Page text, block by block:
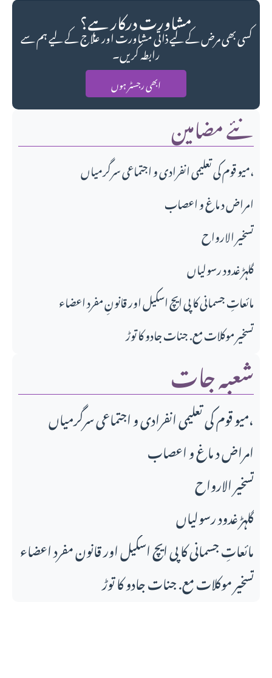
مشاورت درکار ہے؟
کسی بھی مرض کے لیے ذاتی مشاورت اور علاج کے لیے ہم سے
رابطہ کریں۔
ابھی رجسٹر ہوں
نئے مضامین
میو قوم کی تعلیمی انفرادی و اجتماعی سرگرمیاں،
امراض د ماغ و اعصاب
تسخير الارواح
گلہڑ غدود رسولیاں
مائعاتِ جسمانی کا پی ایچ اسکیل اور قانونِ مفرد اعضاء
تسخیر موکلات مع. جنات جادو کا توڑ
شعبہ جات
میو قوم کی تعلیمی انفرادی و اجتماعی سرگرمیاں،
امراض د ماغ و اعصاب
تسخير الارواح
گلہڑ غدود رسولیاں
مائعاتِ جسمانی کا پی ایچ اسکیل اور قانونِ مفرد اعضاء
تسخیر موکلات مع. جنات جادو کا توڑ